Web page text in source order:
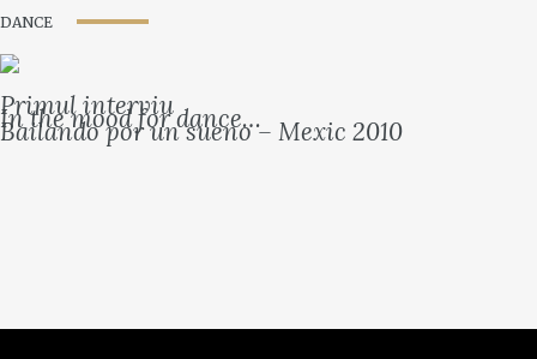
DANCE
Primul interviu
In the mood for dance…
Bailando por un sueno – Mexic 2010